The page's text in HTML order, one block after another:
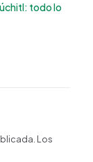
todo lo
Los